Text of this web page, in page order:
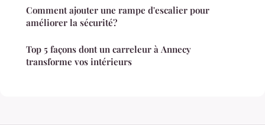
Comment ajouter une rampe d'escalier pour
améliorer la sécurité?
Top 5 façons dont un carreleur à Annecy
transforme vos intérieurs